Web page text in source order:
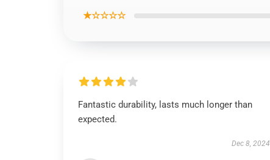
★☆☆☆☆
Fantastic durability, lasts much longer than
expected.
Dec 8, 2024